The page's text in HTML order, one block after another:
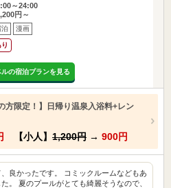
～24:00
円～
泊 漫画
の宿泊プランを見る
方限定！】日帰り温泉入浴料+レン
【小人】 1,200円 → 900円
良かったです。 コミックルームなどもあ
。 夏のプールがとても綺麗そうなので、